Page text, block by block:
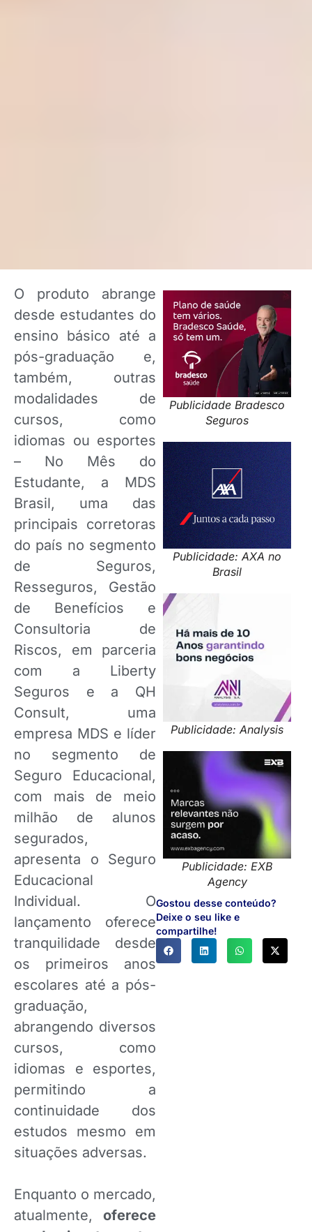
Publicidade Bradesco
Seguros
Publicidade: AXA no
Brasil
Publicidade: Analysis
Publicidade: EXB
Agency
Gostou desse conteúdo?
Deixe o seu like e
compartilhe!
O produto abrange
desde estudantes do
ensino básico até a
pós-graduação e,
também, outras
modalidades de
cursos, como
idiomas ou esportes
– No Mês do
Estudante, a MDS
Brasil, uma das
principais corretoras
do país no segmento
de Seguros,
Resseguros, Gestão
de Benefícios e
Consultoria de
Riscos, em parceria
com a Liberty
Seguros e a QH
Consult, uma
empresa MDS e líder
no segmento de
Seguro Educacional,
com mais de meio
milhão de alunos
segurados,
apresenta o Seguro
Educacional
Individual. O
lançamento oferece
tranquilidade desde
os primeiros anos
escolares até a pós-
graduação,
abrangendo diversos
cursos, como
idiomas e esportes,
permitindo a
continuidade dos
estudos mesmo em
situações adversas.
Enquanto o mercado,
atualmente, oferece